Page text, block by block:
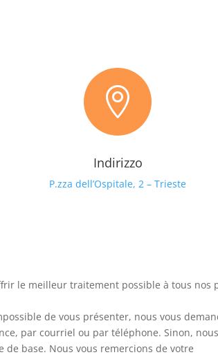

Indirizzo
P.zza dell’Ospitale, 2 – Trieste
le meilleur traitement possible à tous nos
de vous présenter, nous vous
par courriel ou par téléphone. Sinon,
base. Nous vous remercions de votre